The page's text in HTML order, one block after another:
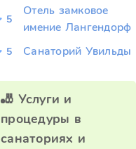
5
Отель замковое
имение Лангендорф
5 Санаторий Увильды
🎳 Услуги и
процедуры в
санаториях и